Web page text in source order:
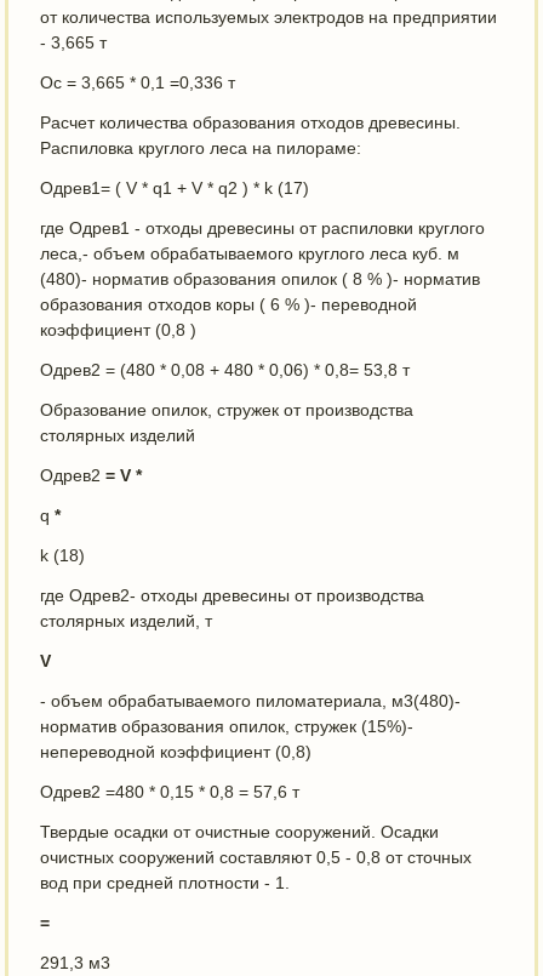
от количества используемых электродов на предприятии
- 3,665 т
Ос = 3,665 * 0,1 =0,336 т
Расчет количества образования отходов древесины.
Распиловка круглого леса на пилораме:
Одрев1= ( V * q1 + V * q2 ) * k (17)
где Одрев1 - отходы древесины от распиловки круглого
леса,- объем обрабатываемого круглого леса куб. м
(480)- норматив образования опилок ( 8 % )- норматив
образования отходов коры ( 6 % )- переводной
коэффициент (0,8 )
Одрев2 = (480 * 0,08 + 480 * 0,06) * 0,8= 53,8 т
Образование опилок, стружек от производства
столярных изделий
Одрев2 = V *
q*
k (18)
где Одрев2- отходы древесины от производства
столярных изделий, т
V
- объем обрабатываемого пиломатериала, м3(480)-
норматив образования опилок, стружек (15%)-
непереводной коэффициент (0,8)
Одрев2 =480 * 0,15 * 0,8 = 57,6 т
Твердые осадки от очистные сооружений. Осадки
очистных сооружений составляют 0,5 - 0,8 от сточных
вод при средней плотности - 1.
=
291,3 м3